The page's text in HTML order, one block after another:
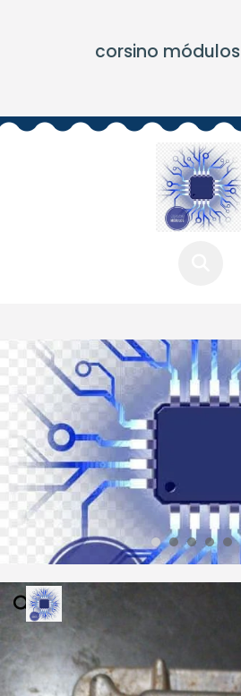
corsino módulos